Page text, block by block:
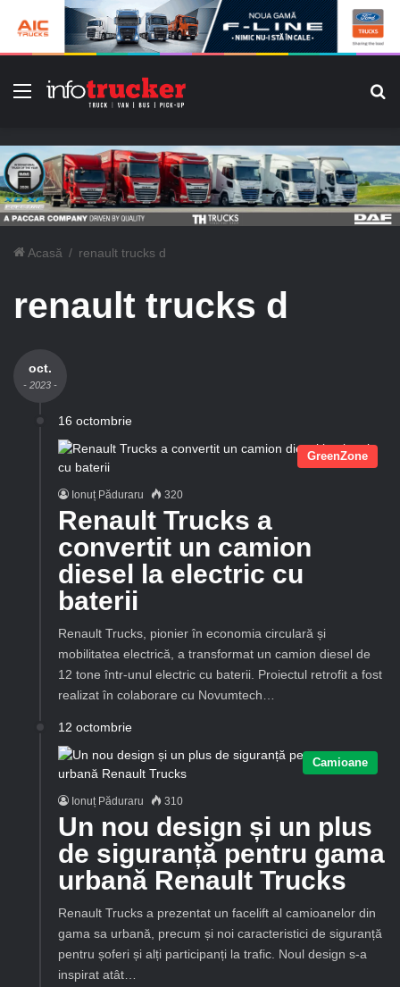
Meniu
Acasă / renault trucks d
renault trucks d
oct.
- 2023 -
16 octombrie
GreenZone
Ionuț Păduraru 320
Renault Trucks a
convertit un camion
diesel la electric cu
baterii
Renault Trucks, pionier în economia circulară și
mobilitatea electrică, a transformat un camion diesel de
12 tone într-unul electric cu baterii. Proiectul retrofit a fost
realizat în colaborare cu Novumtech…
12 octombrie
Camioane
Ionuț Păduraru 310
Un nou design și un plus
de siguranță pentru gama
urbană Renault Trucks
Renault Trucks a prezentat un facelift al camioanelor din
gama sa urbană, precum și noi caracteristici de siguranță
pentru șoferi și alți participanți la trafic. Noul design s-a
inspirat atât…